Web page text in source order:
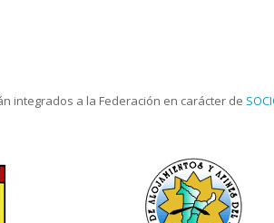
integrados a la Federación en carácter de